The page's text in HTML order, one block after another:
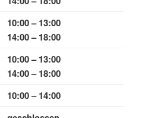
10:00 – 13:00
14:00 – 18:00
10:00 – 13:00
14:00 – 18:00
10:00 – 14:00